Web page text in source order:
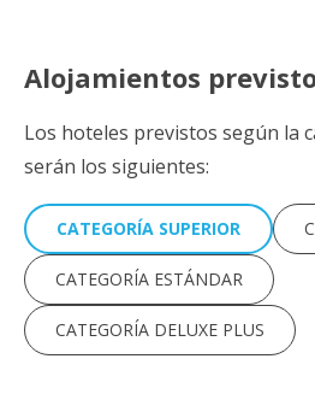
en una colina. Aquí podrás degustar
mientras disfrutas de una vista
(Bebidas no incluidas.)
Almuerzo en restaurante local.
Mai por carretera
RÉGIMEN
Desayuno y almuerzo
ALOJAMIENTO
Hotel
Alojamientos
Los hoteles previstos según la
serán los siguientes:
CATEGORÍA SUPERIOR
CATEGORÍA ESTÁNDAR
CATEGORÍA DELUXE PLUS